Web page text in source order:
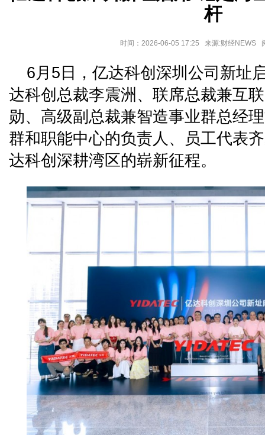
杆
时间：2026-06-05 17:25 来源:财经NEWS
6月5日，亿达科创深圳公司新址
达科创总裁李震洲、联席总裁兼互
勋、高级副总裁兼智造事业群总经
群和职能中心的负责人、员工代表
达科创深耕湾区的崭新征程。